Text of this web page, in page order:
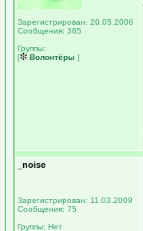
Зарегистрирован: 20.05.2006
Сообщения: 365
Группы:
[
Волонтёры ]
_noise
Зарегистрирован: 11.03.2009
Сообщения: 75
Группы: Нет